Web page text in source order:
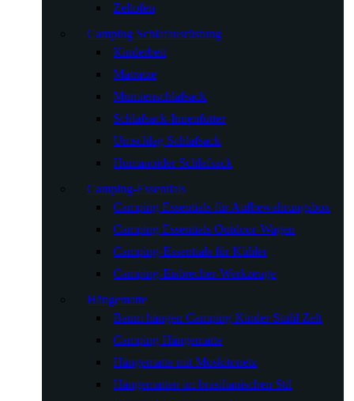
Zeltofen
Camping Schlafausrüstung
Kinderbett
Matratze
Mumienschlafsack
Schlafsack-Innenfutter
Umschlag Schlafsack
Humanoider Schlafsack
Camping-Essentials
Camping Essentials für Aufbewahrungsbox
Camping Essentials Outdoor-Wagen
Camping-Essentials für Kühler
Camping-Eisbrecher-Werkzeuge
Hängematte
Baum hängen Camping Kinder Stuhl Zelt
Camping Hängematte
Hängematte mit Moskitonetz
Hängematten im brasilianischen Stil